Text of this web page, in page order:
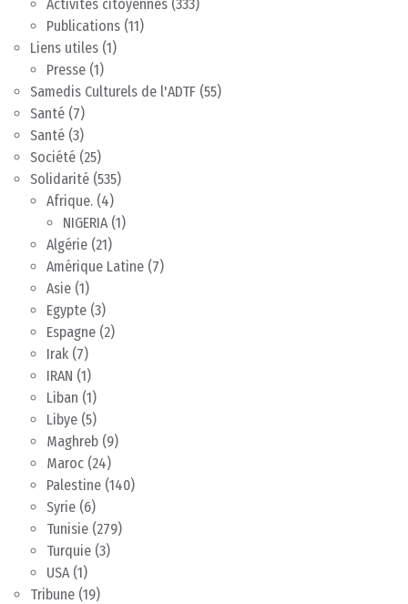
Activités citoyennes (333)
Publications (11)
Liens utiles (1)
Presse (1)
Samedis Culturels de l'ADTF (55)
Santé (7)
Santé (3)
Société (25)
Solidarité (535)
Afrique. (4)
NIGERIA(1)
Algérie (21)
Amérique Latine (7)
Asie (1)
Egypte (3)
Espagne (2)
Irak (7)
IRAN (1)
Liban (1)
Libye (5)
Maghreb (9)
Maroc (24)
Palestine (140)
Syrie (6)
Tunisie (279)
Turquie (3)
USA(1)
Tribune (19)